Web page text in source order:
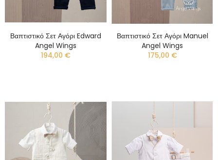
Βαπτιστικό Σετ Αγόρι Edward
Angel Wings
194,00 €
Βαπτιστικό Σετ Αγόρι Manuel
Angel Wings
175,00 €